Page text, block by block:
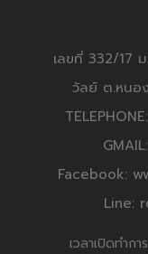
เลขที่ 332/17
วัลย์ ต.หนอ
Facebook:
Line:
เวลาเปิดทำก